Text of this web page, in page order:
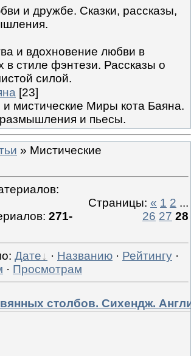
и дружбе. Сказки, рассказы,
и вдохновение любви в
в стиле фэнтези. Рассказы о
силой.
[23]
мистические Миры кота Баяна.
и пьесы.
» Мистические
:
: 271-
Страницы: « 1 2 ...
26 27 28
: Дате · Названию · Рейтингу ·
· Просмотрам
столбов. Сихендж.